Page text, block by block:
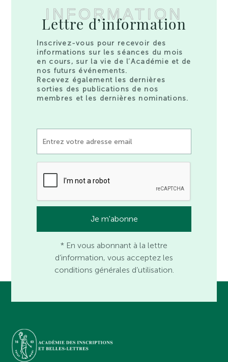
INFORMATION
Lettre d’information
Inscrivez-vous pour recevoir des
informations sur les séances du mois
en cours, sur la vie de l’Académie et de
nos futurs événements.
Recevez également les dernières
sorties des publications de nos
membres et les dernières nominations.
* En vous abonnant à la lettre
d’information, vous acceptez les
conditions générales d’utilisation.